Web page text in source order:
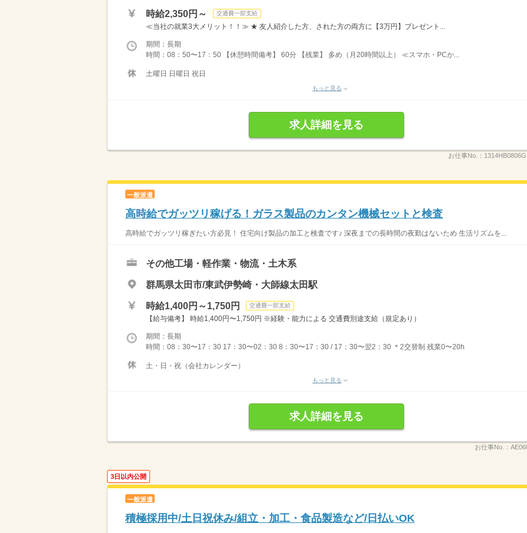
時給2,350円～ 交通費一部支給
≪当社の就業3大メリット！！≫ ★ 友人紹介した方、された方の両方に【3万円】プレゼント...
期間：長期
時間：08：50〜17：50 【休憩時間備考】 60分 【残業】 多め（月20時間以上） ≪スマホ・PCか...
土曜日 日曜日 祝日
もっと見る
求人詳細を見る
お仕事No.：
一般派遣
高時給でガッツリ稼げる！ガラス製品のカンタン機械セットと検査
高時給でガッツリ稼ぎたい方必見！ 住宅向け製品の加工と検査です♪ 深夜までの長時間の夜勤はないため 生活リズムを...
その他工場・軽作業・物流・土木系
群馬県太田市/東武伊勢崎・大師線太田駅
時給1,400円～1,750円 交通費一部支給
【給与備考】 時給1,400円〜1,750円 ※経験・能力による 交通費別途支給（規定あり）
期間：長期
時間：08：30〜17：30 17：30〜02：30 8：30〜17：30 / 17：30〜翌2：30 ＊2交替制 残業0〜20h
土・日・祝（会社カレンダー）
もっと見る
求人詳細を見る
お仕事No.：
3日以内公開
一般派遣
積極採用中/土日祝休み/組立・加工・食品製造など/日払いOK